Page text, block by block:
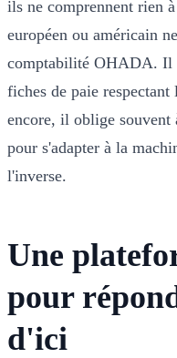
ils ne comprennent rien
européen ou américain
comptabilité OHADA. Il
fiches de paie
encore, il oblige souvent
pour s'adapter à la
l'inverse.
Une
pour
d'ici